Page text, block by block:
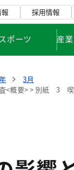
採用情報
ポーツ 産
3月
<概要> > 別紙 3 喫